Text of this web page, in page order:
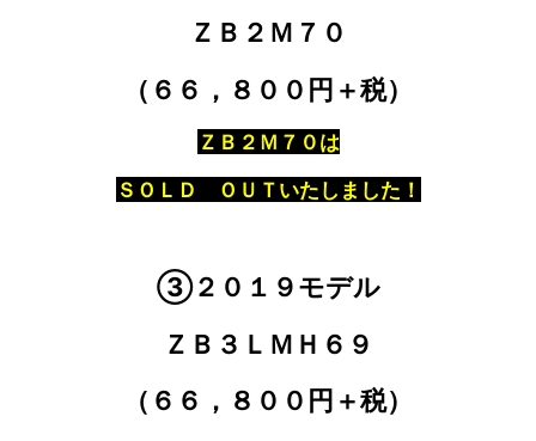
ＺＢ２Ｍ７０
（６６，８００円＋税）
ＺＢ２Ｍ７０は
ＳＯＬＤ ＯＵＴいたしました！
③２０１９モデル
ＺＢ３ＬＭＨ６９
（６６，８００円＋税）